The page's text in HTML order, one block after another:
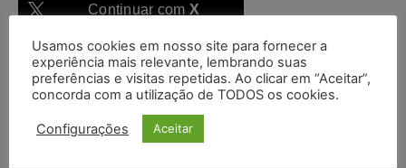
Continuar com X
Usamos cookies em nosso site para fornecer a
experiência mais relevante, lembrando suas
preferências e visitas repetidas. Ao clicar em “Aceitar”,
concorda com a utilização de TODOS os cookies.
Configurações Aceitar